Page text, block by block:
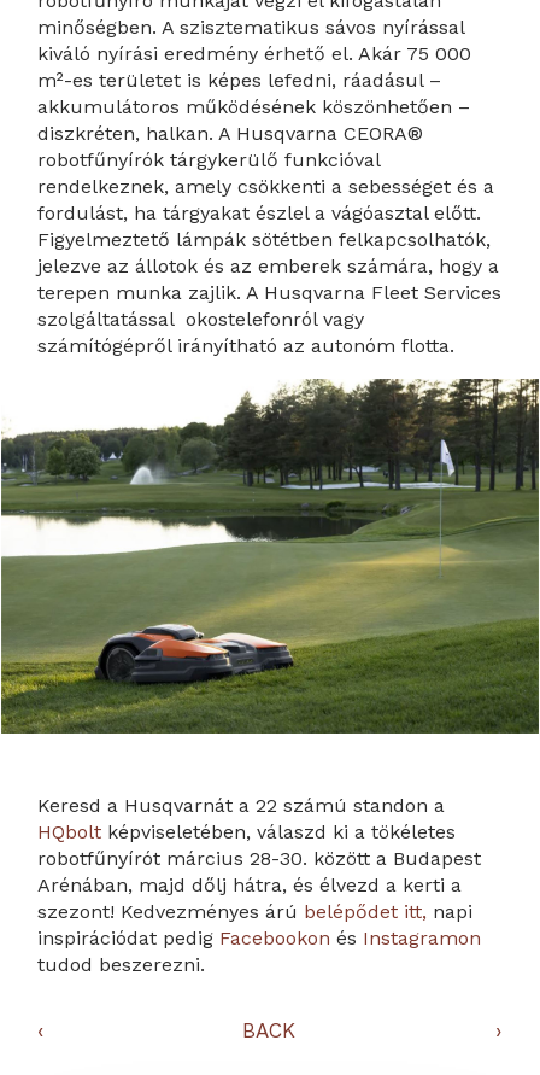
minőségben. A szisztematikus sávos nyírással
kiváló nyírási eredmény érhető el. Akár 75 000
m²-es területet is képes lefedni, ráadásul –
akkumulátoros működésének köszönhetően –
diszkréten, halkan. A Husqvarna CEORA®
robotfűnyírók tárgykerülő funkcióval
rendelkeznek, amely csökkenti a sebességet és a
fordulást, ha tárgyakat észlel a vágóasztal előtt.
Figyelmeztető lámpák sötétben felkapcsolhatók,
jelezve az állotok és az emberek számára, hogy a
terepen munka zajlik. A Husqvarna Fleet Services
szolgáltatással okostelefonról vagy
számítógépről irányítható az autonóm flotta.
Keresd a Husqvarnát a 22 számú standon a
HQbolt képviseletében, válaszd ki a tökéletes
robotfűnyírót március 28-30. között a Budapest
Arénában, majd dőlj hátra, és élvezd a kerti a
szezont! Kedvezményes árú belépődet itt, napi
inspirációdat pedig Facebookon és Instagramon
tudod beszerezni.
‹ BACK ›